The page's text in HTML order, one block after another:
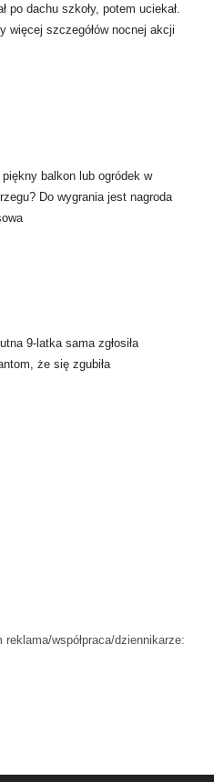
po dachu szkoły, potem uciekał.
więcej szczegółów nocnej akcji
piękny balkon lub ogródek w
Do wygrania jest nagroda
9-latka sama zgłosiła
że się zgubiła
współpraca/dziennikarze: